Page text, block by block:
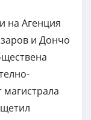
на Агенция
и Дончо